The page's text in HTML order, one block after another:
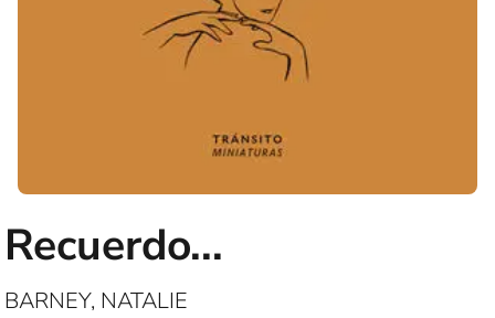
Recuerdo...
BARNEY, NATALIE